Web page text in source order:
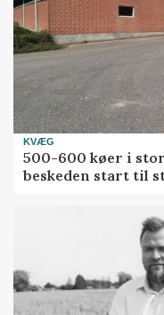
KVÆG
500-600 køer i
beskeden start til